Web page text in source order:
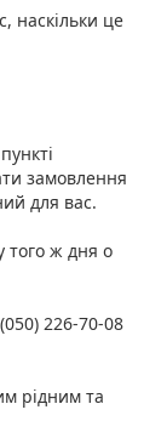
наскільки це
замовлення
для вас.
того ж дня о
226-70-08
рідним та